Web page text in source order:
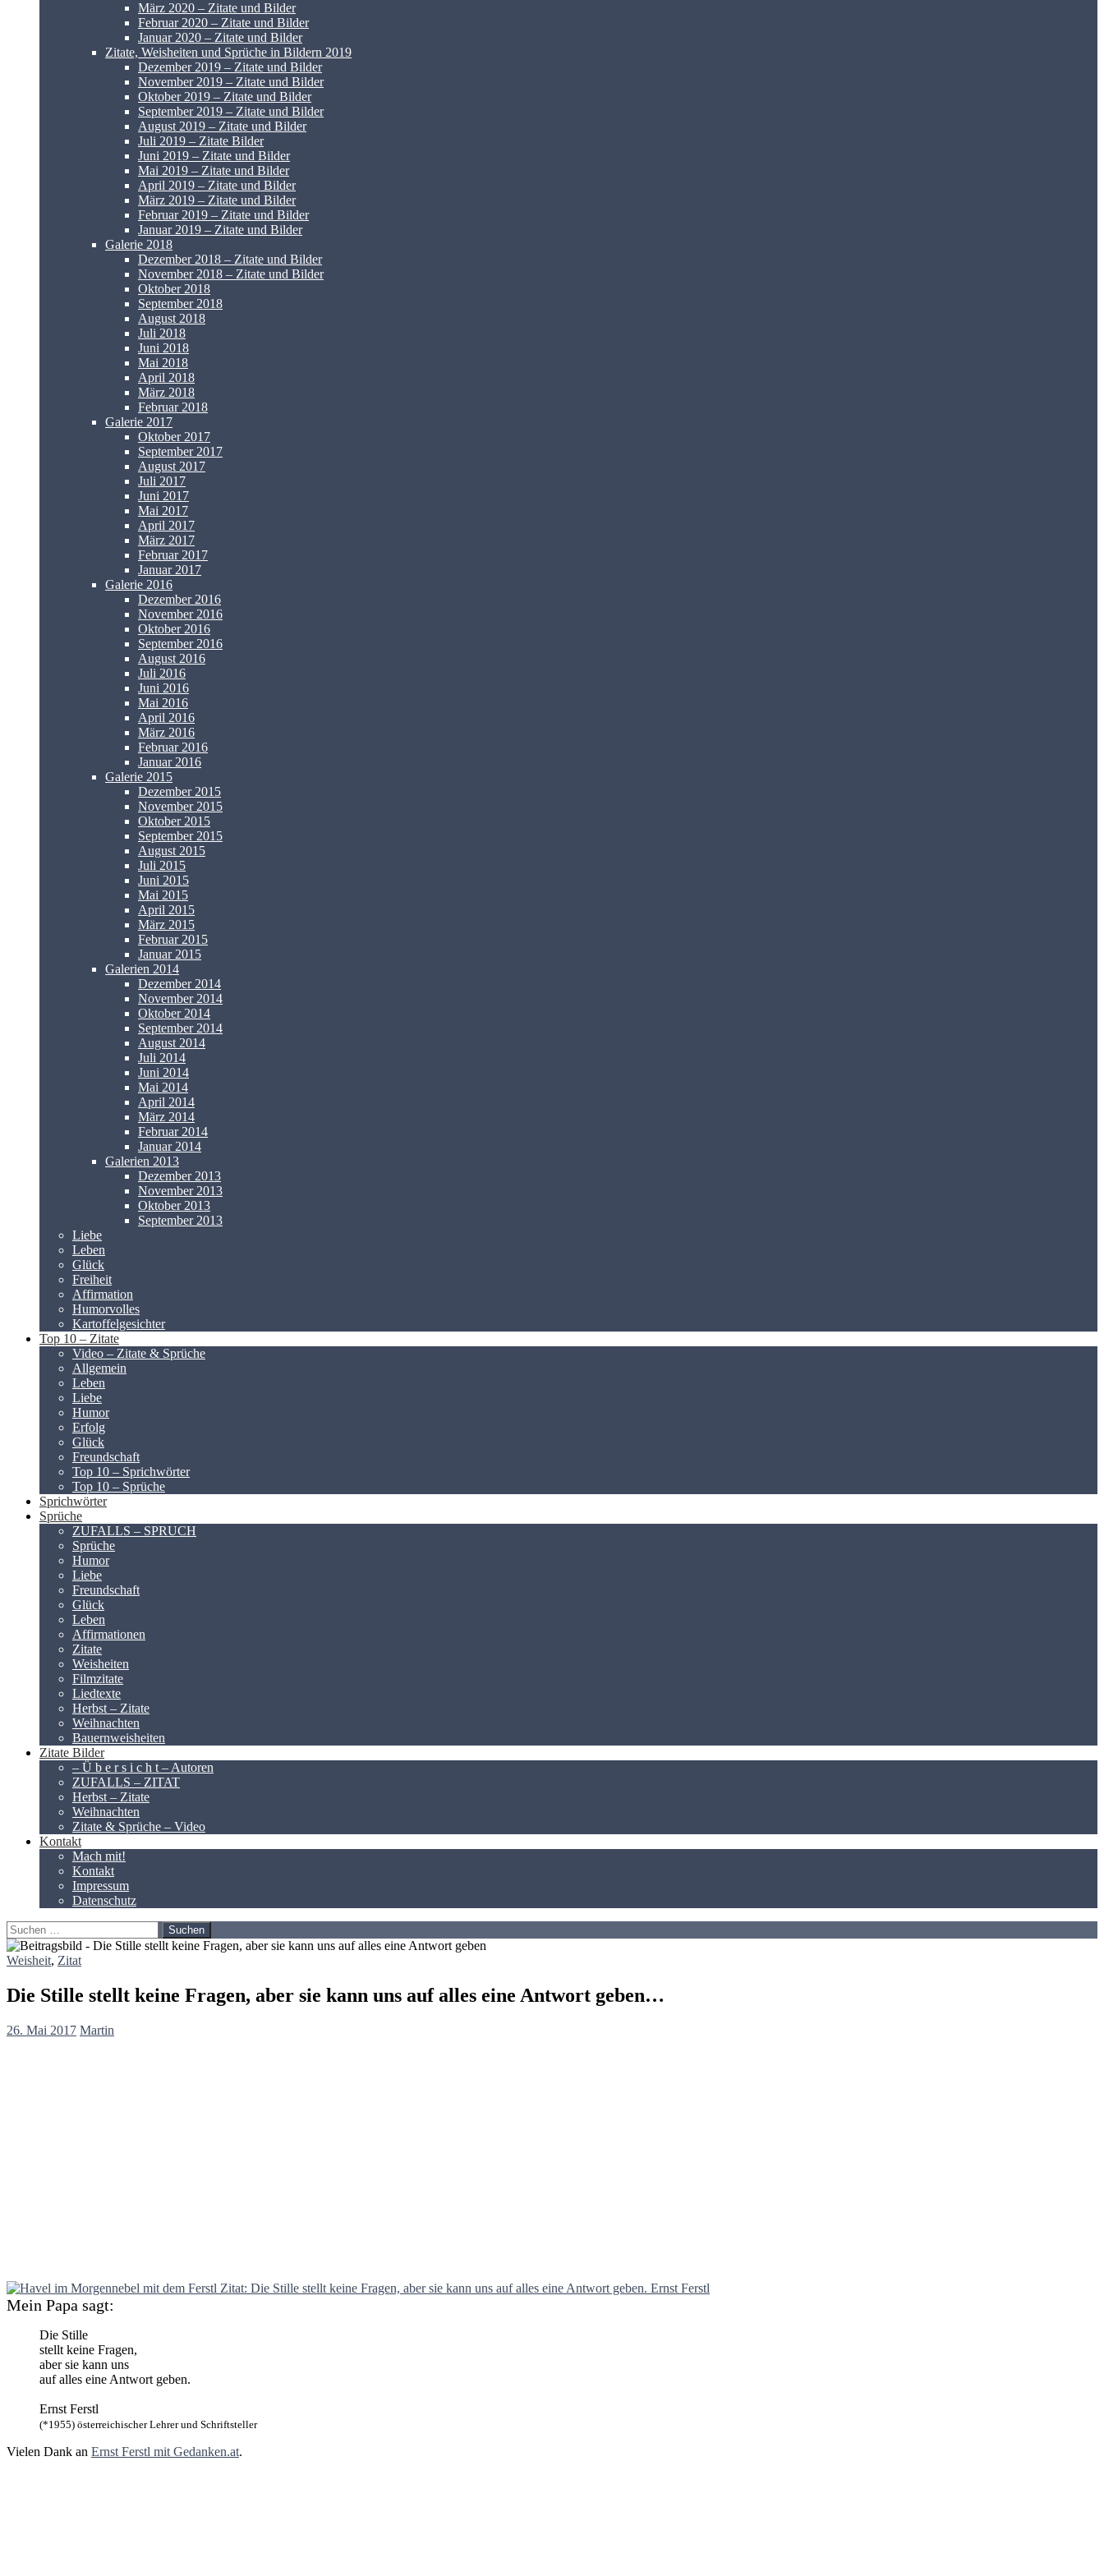
März 2020 – Zitate und Bilder
Februar 2020 – Zitate und Bilder
Januar 2020 – Zitate und Bilder
Zitate, Weisheiten und Sprüche in Bildern 2019
Dezember 2019 – Zitate und Bilder
November 2019 – Zitate und Bilder
Oktober 2019 – Zitate und Bilder
September 2019 – Zitate und Bilder
August 2019 – Zitate und Bilder
Juli 2019 – Zitate Bilder
Juni 2019 – Zitate und Bilder
Mai 2019 – Zitate und Bilder
April 2019 – Zitate und Bilder
März 2019 – Zitate und Bilder
Februar 2019 – Zitate und Bilder
Januar 2019 – Zitate und Bilder
Galerie 2018
Dezember 2018 – Zitate und Bilder
November 2018 – Zitate und Bilder
Oktober 2018
September 2018
August 2018
Juli 2018
Juni 2018
Mai 2018
April 2018
März 2018
Februar 2018
Galerie 2017
Oktober 2017
September 2017
August 2017
Juli 2017
Juni 2017
Mai 2017
April 2017
März 2017
Februar 2017
Januar 2017
Galerie 2016
Dezember 2016
November 2016
Oktober 2016
September 2016
August 2016
Juli 2016
Juni 2016
Mai 2016
April 2016
März 2016
Februar 2016
Januar 2016
Galerie 2015
Dezember 2015
November 2015
Oktober 2015
September 2015
August 2015
Juli 2015
Juni 2015
Mai 2015
April 2015
März 2015
Februar 2015
Januar 2015
Galerien 2014
Dezember 2014
November 2014
Oktober 2014
September 2014
August 2014
Juli 2014
Juni 2014
Mai 2014
April 2014
März 2014
Februar 2014
Januar 2014
Galerien 2013
Dezember 2013
November 2013
Oktober 2013
September 2013
Liebe
Leben
Glück
Freiheit
Affirmation
Humorvolles
Kartoffelgesichter
Top 10 – Zitate
Video – Zitate & Sprüche
Allgemein
Leben
Liebe
Humor
Erfolg
Glück
Freundschaft
Top 10 – Sprichwörter
Top 10 – Sprüche
Sprichwörter
Sprüche
ZUFALLS – SPRUCH
Sprüche
Humor
Liebe
Freundschaft
Glück
Leben
Affirmationen
Zitate
Weisheiten
Filmzitate
Liedtexte
Herbst – Zitate
Weihnachten
Bauernweisheiten
Zitate Bilder
– Ü b e r s i c h t – Autoren
ZUFALLS – ZITAT
Herbst – Zitate
Weihnachten
Zitate & Sprüche – Video
Kontakt
Mach mit!
Kontakt
Impressum
Datenschutz
Suchen
nach:
Weisheit, Zitat
Die Stille stellt keine Fragen, aber sie kann uns auf alles eine Antwort geben…
26. Mai 2017 Martin
Mein Papa sagt:
Die Stille
stellt keine Fragen,
aber sie kann uns
auf alles eine Antwort geben.
Ernst Ferstl
(*1955) österreichischer Lehrer und Schriftsteller
Vielen Dank an Ernst Ferstl mit Gedanken.at.